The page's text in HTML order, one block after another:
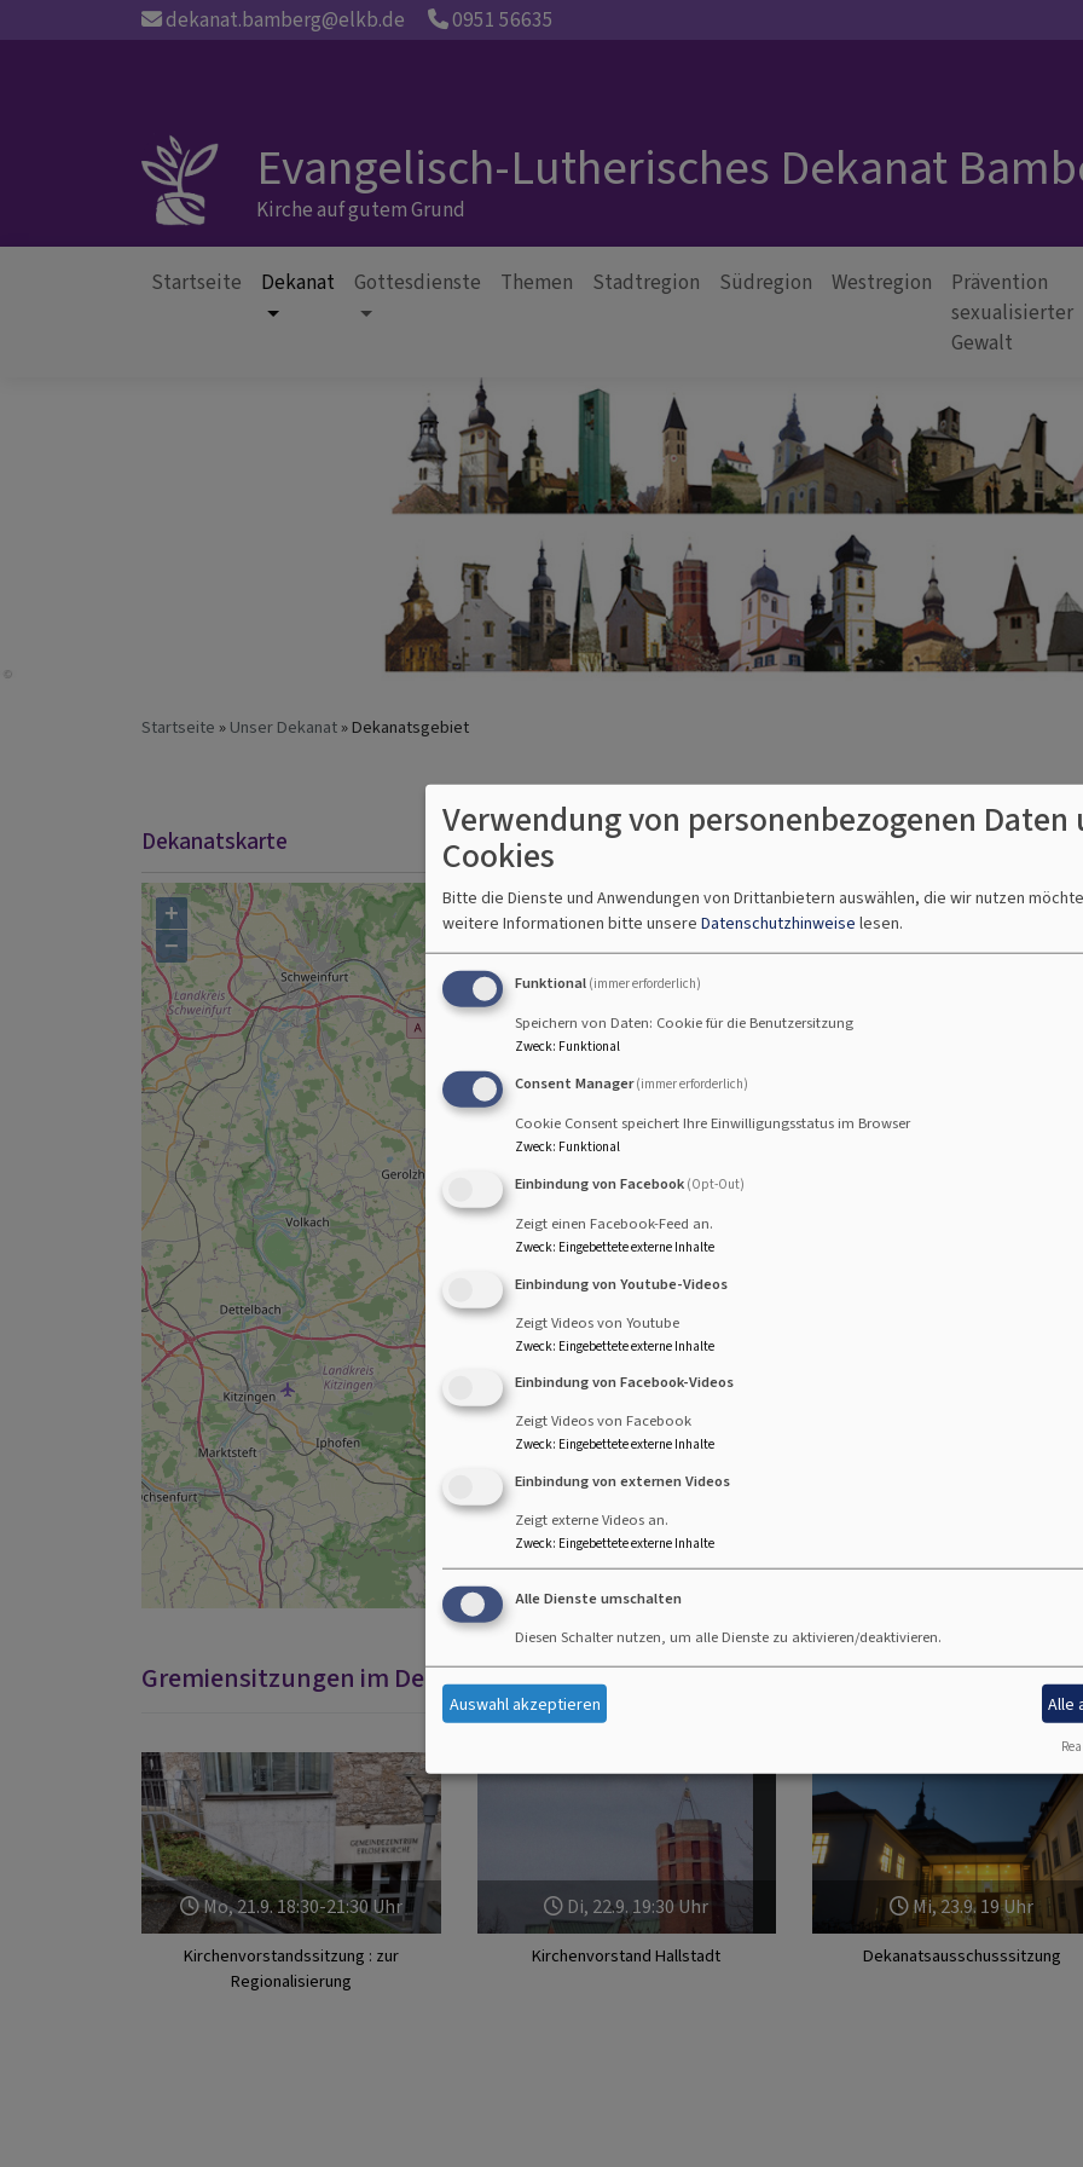
dekanat.bamberg@elkb.de 0951 56635
Evangelisch-Lutherisches Dekanat
Kirche auf gutem Grund
Hauptnavigation
Startseite Dekanat Gottesdienste Themen Stadtregion Südregion Westregion
Prävention
sexualisierter
Gewalt
Startseite Unser Dekanat Dekanatsgebiet
Dekanatskarte
+
−
Gremiensitzungen im Dekanatsbezirk
Mo, 21.9. 18:30-21:30 Uhr
Kirchenvorstandssitzung : zur
Regionalisierung
Di, 22.9. 19:30 Uhr
Kirchenvorstand Hallstadt
Mi, 23.9. 19 Uhr
Dekanatsausschusssitzung
Zurück
Verwendung von personenbezogenen Daten
Cookies
Bitte die Dienste und Anwendungen von Drittanbietern auswählen, die wir nutzen
weitere Informationen bitte unsere Datenschutzhinweise lesen.
Funktional (immer erforderlich)
Speichern von Daten: Cookie für die Benutzersitzung
Zweck: Funktional
Consent Manager (immer erforderlich)
Cookie Consent speichert Ihre Einwilligungsstatus im Browser
Zweck: Funktional
Einbindung von Facebook (Opt-Out)
Zeigt einen Facebook-Feed an.
Zweck: Eingebettete externe Inhalte
Einbindung von Youtube-Videos
Zeigt Videos von Youtube
Zweck: Eingebettete externe Inhalte
Einbindung von Facebook-Videos
Zeigt Videos von Facebook
Zweck: Eingebettete externe Inhalte
Einbindung von externen Videos
Zeigt externe Videos an.
Zweck: Eingebettete externe Inhalte
Alle Dienste umschalten
Diesen Schalter nutzen, um alle Dienste zu aktivieren/deaktivieren.
Auswahl akzeptieren Alle